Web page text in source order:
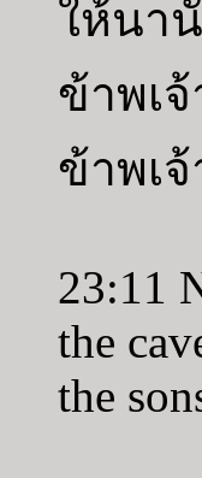
ให้นา
ข้าพเ
ข้าพเ
23:11
the
the